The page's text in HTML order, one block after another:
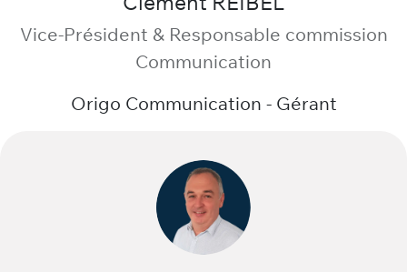
Vice-Président & Responsable commission
Communication
Origo Communication - Gérant